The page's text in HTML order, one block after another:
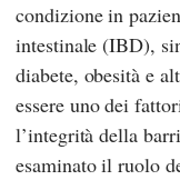
condizione in
intestinale (IBD),
diabete, obesità e
essere uno dei
l’integrità della
esaminato il ruolo